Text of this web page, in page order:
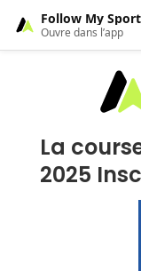
La
2025
Follow My Sport
Ouvre dans l’app